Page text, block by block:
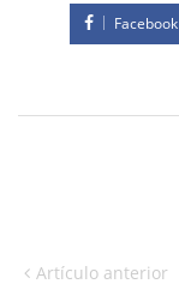
Facebook
Artículo anterior